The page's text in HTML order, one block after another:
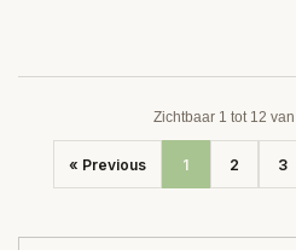
Zichtbaar 1 tot 12
« Previous 1 2 3